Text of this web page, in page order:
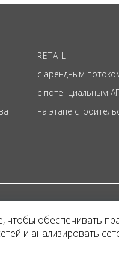
RETAIL
с арендным
с потенциальным
на этапе
Представленная на
и не является
обеспечивать
и анализировать